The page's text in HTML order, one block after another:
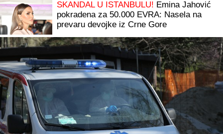
SKANDAL U ISTANBULU! Emina Jahović
pokradena za 50.000 EVRA: Nasela na
prevaru devojke iz Crne Gore